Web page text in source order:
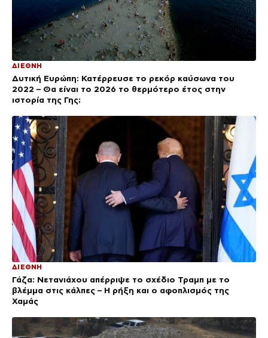
ΔΙΕΘΝΗ
Δυτική Ευρώπη: Κατέρρευσε το ρεκόρ καύσωνα του
2022 – Θα είναι το 2026 το θερμότερο έτος στην
ιστορία της Γης;
ΔΙΕΘΝΗ
Γάζα: Νετανιάχου απέρριψε το σχέδιο Τραμπ με το
βλέμμα στις κάλπες – Η ρήξη και ο αφοπλισμός της
Χαμάς